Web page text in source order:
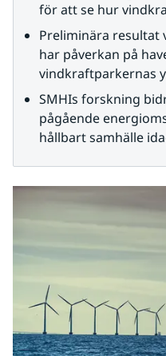
för att se hur
Preliminära
har påverkan på
vindkraftparkernas
SMHIs forskning
pågående
hållbart samhälle